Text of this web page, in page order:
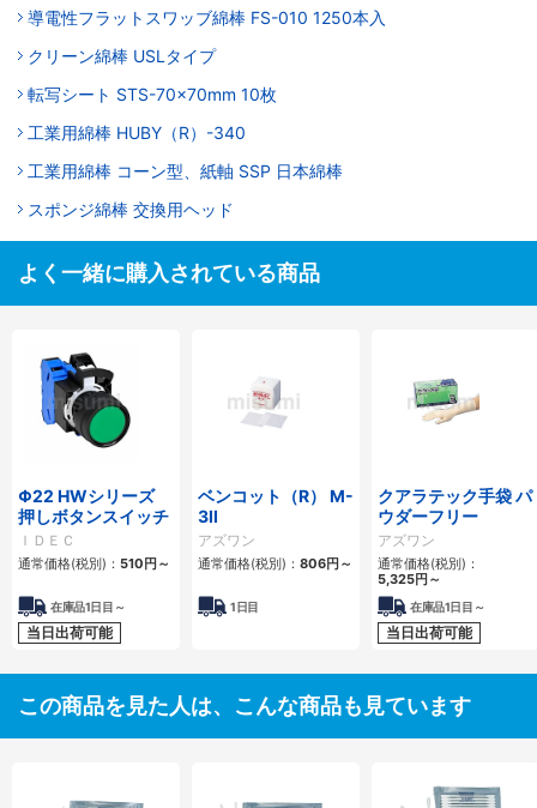
導電性フラットスワッブ綿棒 FS-010 1250本入
クリーン綿棒 USLタイプ
転写シート STS-70×70mm 10枚
工業用綿棒 HUBY（R）-340
工業用綿棒 コーン型、紙軸 SSP 日本綿棒
スポンジ綿棒 交換用ヘッド
よく一緒に購入されている商品
Φ22 HWシリーズ
押しボタンスイッチ
ＩＤＥＣ
通常価格(税別)： 510円 ～
在庫品1日目～
当日出荷可能
ベンコット（R） M-
3II
アズワン
通常価格(税別)： 806円 ～
1日目
クアラテック手袋 パ
ウダーフリー
アズワン
通常価格(税別)：
5,325円 ～
在庫品1日目～
当日出荷可能
この商品を見た人は、こんな商品も見ています